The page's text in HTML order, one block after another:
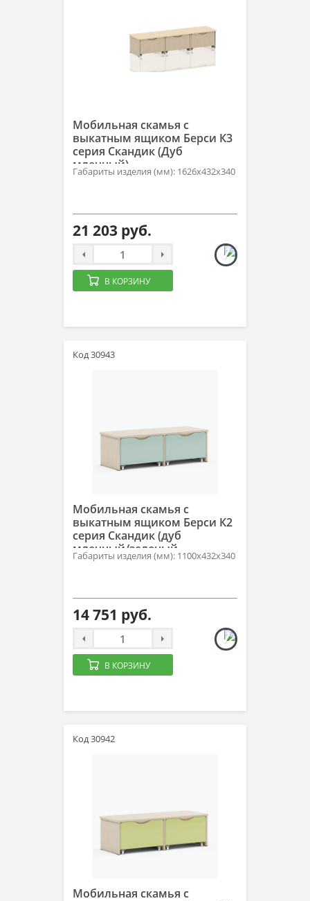
Мобильная скамья с
выкатным ящиком Берси К3
серия Скандик (Дуб
млечный)
Габариты изделия (мм): 1626х432х340
21 203 руб.
В КОРЗИНУ
Код 30943
Мобильная скамья с
выкатным ящиком Берси К2
серия Скандик (дуб
млечный/зеленый
ментоловый)
Габариты изделия (мм): 1100х432х340
14 751 руб.
В КОРЗИНУ
Код 30942
Мобильная скамья с